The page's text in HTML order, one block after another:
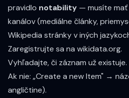
pravidlo notability — musíte mať
kanálov (mediálne články,
Wikipedia stránky v iných
Zaregistrujte sa na wikidata.org.
Vyhľadajte, či záznam už existuje.
Ak nie: „Create a new Item" →
angličtine).